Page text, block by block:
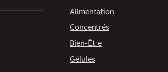
Alimentation
Concentrés
Bien-Être
Gélules